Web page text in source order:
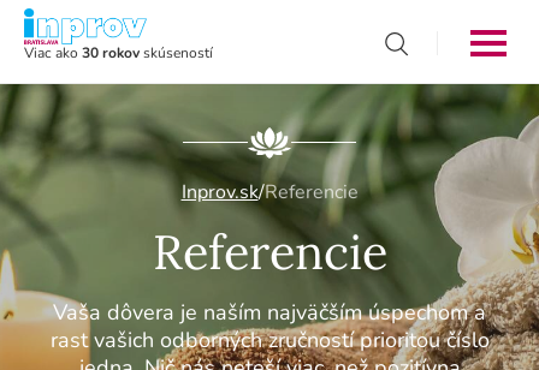
Viac ako 30 rokovskúseností
Inprov.sk/Referencie
Referencie
Vaša dôvera je naším najväčším úspechom a
rast vašich odborných zručností prioritou číslo